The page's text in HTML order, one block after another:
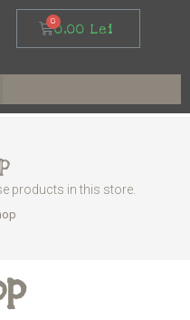
0,00Lei
products in this store.